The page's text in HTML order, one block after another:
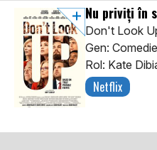
Nu priviți în
Don't Look
Gen: Comedie
Rol: Kate
Netflix